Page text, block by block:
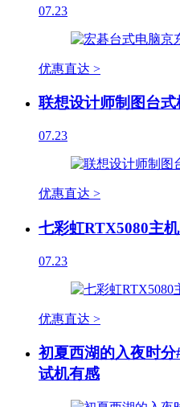
07.23
优惠直达 >
联想设计师制图台式
07.23
优惠直达 >
七彩虹RTX5080主
07.23
优惠直达 >
初夏西湖的入夜时
试机有感